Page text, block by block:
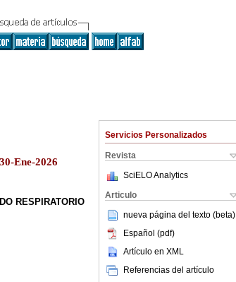
Servicios Personalizados
Revista
SciELO Analytics
Articulo
nueva página del texto (beta)
Español (pdf)
Artículo en XML
Referencias del artículo
Ene-2026
RESPIRATORIO